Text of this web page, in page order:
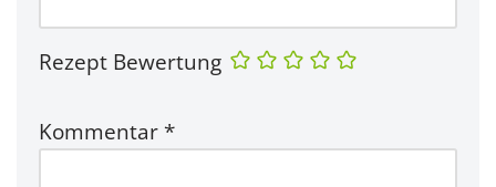
Rezept Bewertung
Kommentar *